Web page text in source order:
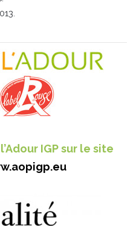
IGP sur le site